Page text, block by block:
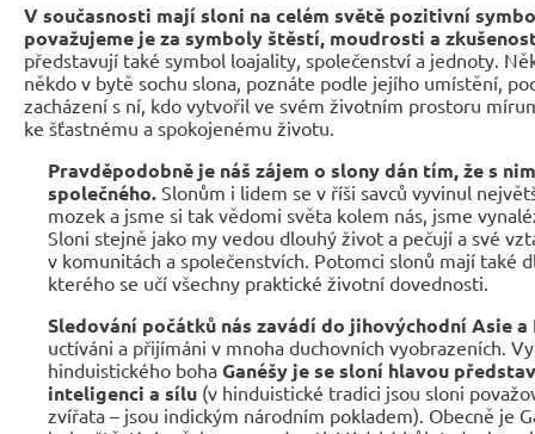
V současnosti mají sloni na celém světě pozitivní
považujeme je za symboly štěstí, moudrosti a
představují také symbol loajality, společenství a jednoty.
někdo v bytě sochu slona, poznáte podle jejího umístění,
zacházení s ní, kdo vytvořil ve svém životním prostoru
ke šťastnému a spokojenému životu.
Pravděpodobně je náš zájem o slony dán tím, že s
společného. Slonům i lidem se v říši savců vyvinul
mozek a jsme si tak vědomi světa kolem nás, jsme
Sloni stejně jako my vedou dlouhý život a pečují a své
v komunitách a společenstvích. Potomci slonů mají také
kterého se učí všechny praktické životní dovednosti.
Sledování počátků nás zavádí do jihovýchodní Asie a
uctíváni a přijímáni v mnoha duchovních vyobrazeních.
hinduistického boha Ganéšy je se sloní hlavou
inteligenci a sílu (v hinduistické tradici jsou sloni
zvířata – jsou indickým národním pokladem). Obecně je